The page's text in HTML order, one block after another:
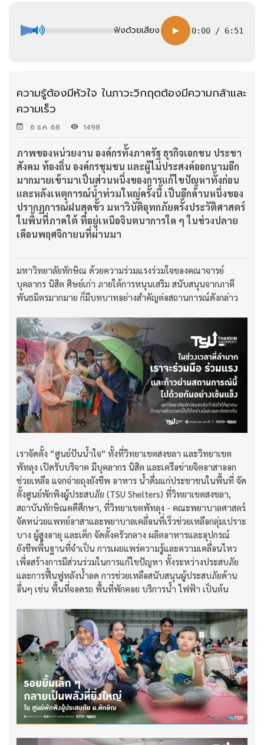
ฟังด้วยเสียง ▶ 0:00 / 6:51
ความรู้ต้องมีหัวใจ ในภาวะวิกฤตต้องมีความกล้าและ
ความเร็ว
6 ธ.ค. 68 1498
ภาพของหน่วยงาน องค์กรทั้งภาครัฐ ธุรกิจเอกชน ประชา
สังคม ท้องถิ่น องค์กรชุมชน และผู้ไม่ประสงค์ออกนามอีก
มากมายเข้ามาเป็นส่วนหนึ่งของการแก้ไขปัญหาทั้งก่อน
และหลังเหตุการณ์น้ำท่วมใหญ่ครั้งนี้ เป็นอีกด้านหนึ่งของ
ปรากฏการณ์ฝนสุดขั้ว มหาวิบัติอุทกภัยครั้งประวัติศาสตร์
ในพื้นที่ภาคใต้ ที่อยู่เหนือจินตนาการใด ๆ ในช่วงปลาย
เดือนพฤศจิกายนที่ผ่านมา
มหาวิทยาลัยทักษิณ ด้วยความร่วมแรงร่วมใจของคณาจารย์
บุคลากร นิสิต ศิษย์เก่า ภายใต้การหนุนเสริม สนับสนุนจากภาคี
พันธมิตรมากมาย ก็มีบทบาทอย่างสำคัญต่อสถานการณ์ดังกล่าว
เราจัดตั้ง “ศูนย์ปันน้ำใจ” ทั้งที่วิทยาเขตสงขลา และวิทยาเขต
พัทลุง เปิดรับบริจาค มีบุคลากร นิสิต และเครือข่ายจิตอาสาออก
ช่วยเหลือ แจกจ่ายถุงยังชีพ อาหาร น้ำดื่มแก่ประชาชนในพื้นที่ จัด
ตั้งศูนย์พักพิงผู้ประสบภัย (TSU Shelters) ที่วิทยาเขตสงขลา,
สถาบันทักษิณคดีศึกษา, ที่วิทยาเขตพัทลุง - คณะพยาบาลศาสตร์
จัดหน่วยแพทย์อาสาและพยาบาลเคลื่อนที่เร็วช่วยเหลือกลุ่มเปราะ
บาง ผู้สูงอายุ และเด็ก จัดตั้งครัวกลาง ผลิตอาหารและอุปกรณ์
ยังชีพพื้นฐานที่จำเป็น การเผยแพร่ความรู้และความเคลื่อนไหว
เพื่อสร้างการมีส่วนร่วมในการแก้ไขปัญหา ทั้งระหว่างประสบภัย
และการฟื้นฟูหลังน้ำลด การช่วยเหลือสนับสนุนผู้ประสบภัยด้าน
อื่นๆ เช่น พื้นที่จอดรถ พื้นที่พักคอย บริการน้ำ ไฟฟ้า เป็นต้น